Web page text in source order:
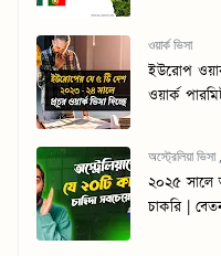
ওয়ার্ক ভিসা
ইউরোপ
ওয়ার্ক
অস্ট্রেলিয়া ভিসা,
২০২৫ সালে
চাকরি |